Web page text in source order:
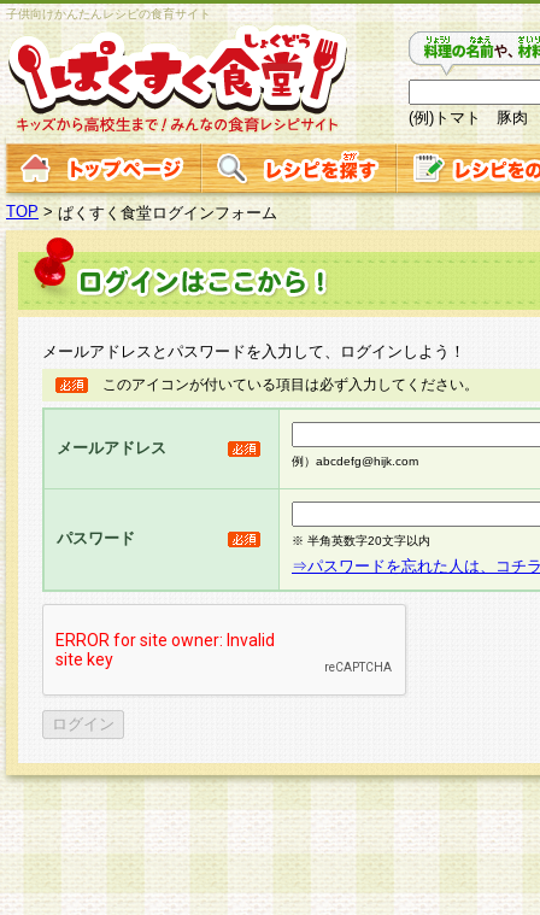
子供向けかんたんレシピの食育サイト
(例)トマト 豚肉
TOP > ぱくすく食堂ログインフォーム
メールアドレスとパスワードを入力して、ログインしよう！
このアイコンが付いている項目は必ず入力してください。
メールアドレス
例）abcdefg@hijk.com
パスワード ※ 半角英数字20文字以内
⇒パスワードを忘れた人は、コチ